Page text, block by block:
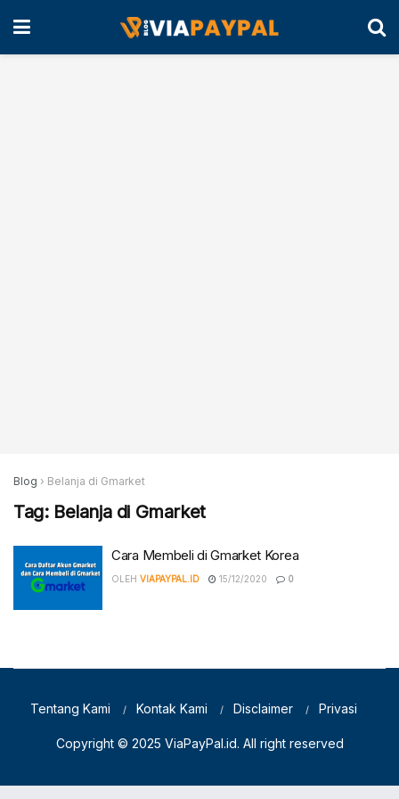
Blog › Belanja di Gmarket
Tag: Belanja di Gmarket
Cara Membeli di Gmarket Korea
OLEH VIAPAYPAL.ID 15/12/2020 0
Tentang Kami Kontak Kami Disclaimer Privasi
Copyright © 2025 ViaPayPal.id. All right reserved